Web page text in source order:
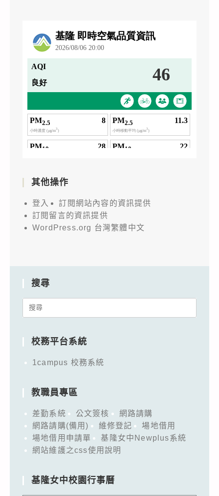
其他操作
登入
訂閱網站內容的資訊提供
訂閱留言的資訊提供
WordPress.org 台灣繁體中文
搜尋
Search
校務平台系統
1campus 校務系統
教職員專區
差勤系統 公文簽核
網路請購
網路請購(備用)
維修登記
場地借用
場地借用申請單
基隆女中Newplus系統
網站維護之css使用說明
基隆女中校園行事曆